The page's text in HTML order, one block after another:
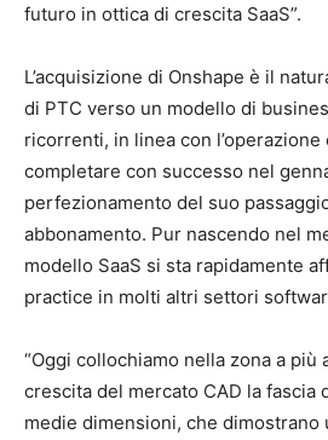
futuro in ottica di crescita SaaS”.
L’acquisizione di Onshape è il
di PTC verso un modello di
ricorrenti, in linea con l’operazione
completare con successo nel
perfezionamento del suo
abbonamento. Pur nascendo nel
modello SaaS si sta rapidamente
practice in molti altri settori
“Oggi collochiamo nella zona a più
crescita del mercato CAD la fascia
medie dimensioni, che